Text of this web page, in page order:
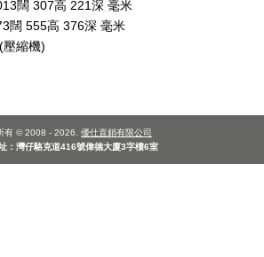
闊 307高 221深 毫米
闊 555高 376深 毫米
縮機)
有 © 2008 - 2026. 優仕直銷有限公司
：灣仔駱克道416號偉德大廈3字樓6室